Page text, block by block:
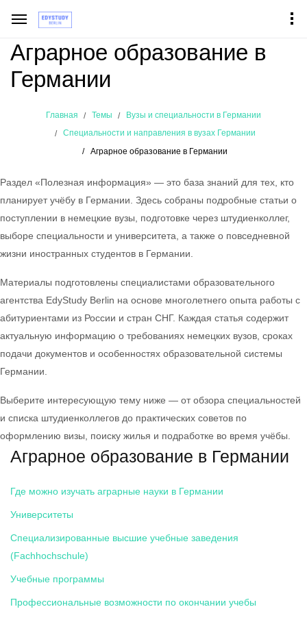
Аграрное образование в
Германии
Главная Темы
Вузы и специальности в Германии
Специальности и направления в вузах Германии
Аграрное образование в Германии
Раздел «Полезная информация» — это база знаний для тех, кто
планирует учёбу в Германии. Здесь собраны подробные статьи о
поступлении в немецкие вузы, подготовке через штудиенколлег,
выборе специальности и университета, а также о повседневной
жизни иностранных студентов в Германии.
Материалы подготовлены специалистами образовательного
агентства EdyStudy Berlin на основе многолетнего опыта работы с
абитуриентами из России и стран СНГ. Каждая статья содержит
актуальную информацию о требованиях немецких вузов, сроках
подачи документов и особенностях образовательной системы
Германии.
Выберите интересующую тему ниже — от обзора специальностей
и списка штудиенколлегов до практических советов по
оформлению визы, поиску жилья и подработке во время учёбы.
Аграрное образование в Германии
Где можно изучать аграрные науки в Германии
Университеты
Специализированные высшие учебные заведения
(Fachhochschule)
Учебные программы
Профессиональные возможности по окончании учебы